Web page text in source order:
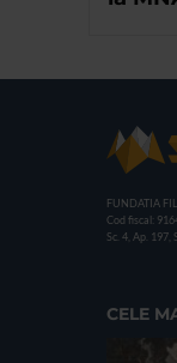
FUNDATIA
Cod fiscal:
Sc. 4, Ap. 197,
CELE